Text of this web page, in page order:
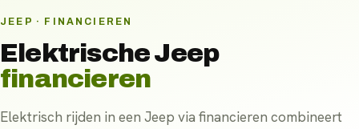
JEEP · FINANCIEREN
ElektrischeJeep
financieren
Elektrisch rijden in een Jeep via financieren combineert